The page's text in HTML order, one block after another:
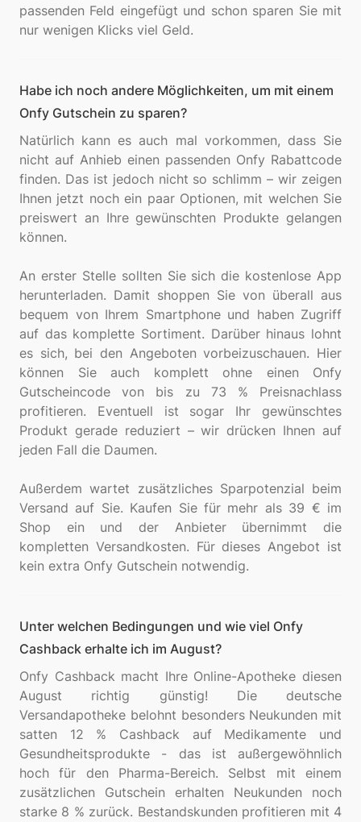
passenden Feld eingefügt und schon sparen Sie mit
Habe ich noch andere Möglichkeiten, um mit einem
Onfy Gutschein zu sparen?
Natürlich kann es auch mal vorkommen, dass Sie
nicht auf Anhieb einen passenden Onfy Rabattcode
finden. Das ist jedoch nicht so schlimm – wir zeigen
Ihnen jetzt noch ein paar Optionen, mit welchen Sie
preiswert an Ihre gewünschten Produkte gelangen
können.
An erster Stelle sollten Sie sich die kostenlose App
herunterladen. Damit shoppen Sie von überall aus
bequem von Ihrem Smartphone und haben Zugriff
auf das komplette Sortiment. Darüber hinaus lohnt
es sich, bei den Angeboten vorbeizuschauen. Hier
können Sie auch komplett ohne einen Onfy
Gutscheincode von bis zu 73 % Preisnachlass
profitieren. Eventuell ist sogar Ihr gewünschtes
Produkt gerade reduziert – wir drücken Ihnen auf
jeden Fall die Daumen.
Außerdem wartet zusätzliches Sparpotenzial beim
Versand auf Sie. Kaufen Sie für mehr als 39 € im
Shop ein und der Anbieter übernimmt die
kompletten Versandkosten. Für dieses Angebot ist
Unter welchen Bedingungen und wie viel Onfy
Cashback erhalte ich im August?
Onfy Cashback macht Ihre Online-Apotheke diesen
August richtig günstig! Die deutsche
Versandapotheke belohnt besonders Neukunden mit
satten 12 % Cashback auf Medikamente und
Gesundheitsprodukte - das ist außergewöhnlich
hoch für den Pharma-Bereich. Selbst mit einem
zusätzlichen Gutschein erhalten Neukunden noch
starke 8 % zurück. Bestandskunden profitieren mit 4